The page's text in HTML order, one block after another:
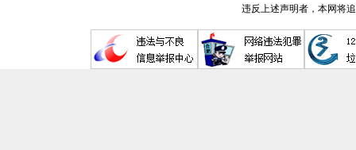
傍晚时分，城市灯光次第亮起。
违反上述声明者，本网将